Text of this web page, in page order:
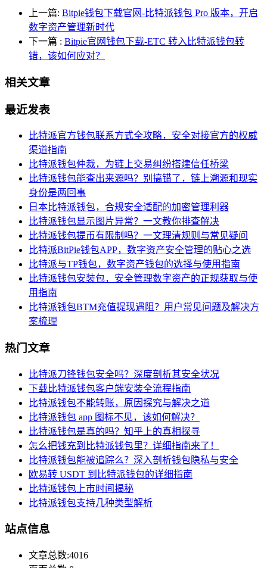
上一篇: Bitpie钱包下载官网-比特派钱包 Pro 版本，开启
数字资产管理新时代
下一篇 : Bitpie官网钱包下载-ETC 转入比特派钱包转
错，该如何应对？
相关文章
最近发表
比特派官方钱包联系方式全攻略，安全对接官方的权威
渠道指南
比特派钱包仲裁，为链上交易纠纷搭建信任桥梁
比特派钱包能查出来源吗？别搞错了，链上溯源和现实
身份是两回事
日本比特派钱包，合规安全适配的加密管理利器
比特派钱包显示图片异常？一文教你排查解决
比特派钱包提币有限制吗？一文理清规则与常见疑问
比特派BitPie钱包APP，数字资产安全管理的贴心之选
比特派与TP钱包，数字资产钱包的选择与使用指南
比特派钱包安装包，安全管理数字资产的正规获取与使
用指南
比特派钱包BTM充值提现遇阻？用户常见问题及解决方
案梳理
热门文章
比特派刀锋钱包安全吗？深度剖析其安全状况
下载比特派钱包客户端安装全流程指南
比特派钱包不能转账，原因探究与解决之道
比特派钱包 app 图标不见，该如何解决？
比特派钱包是真的吗？知乎上的真相探寻
怎么把钱充到比特派钱包里？详细指南来了！
比特派钱包能被追踪么？深入剖析钱包隐私与安全
欧易转 USDT 到比特派钱包的详细指南
比特派钱包上市时间揭秘
比特派钱包支持几种类型解析
站点信息
文章总数:4016